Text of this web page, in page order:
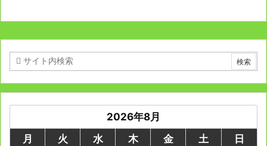
2026年8月
月
火 水 木 金 土
日